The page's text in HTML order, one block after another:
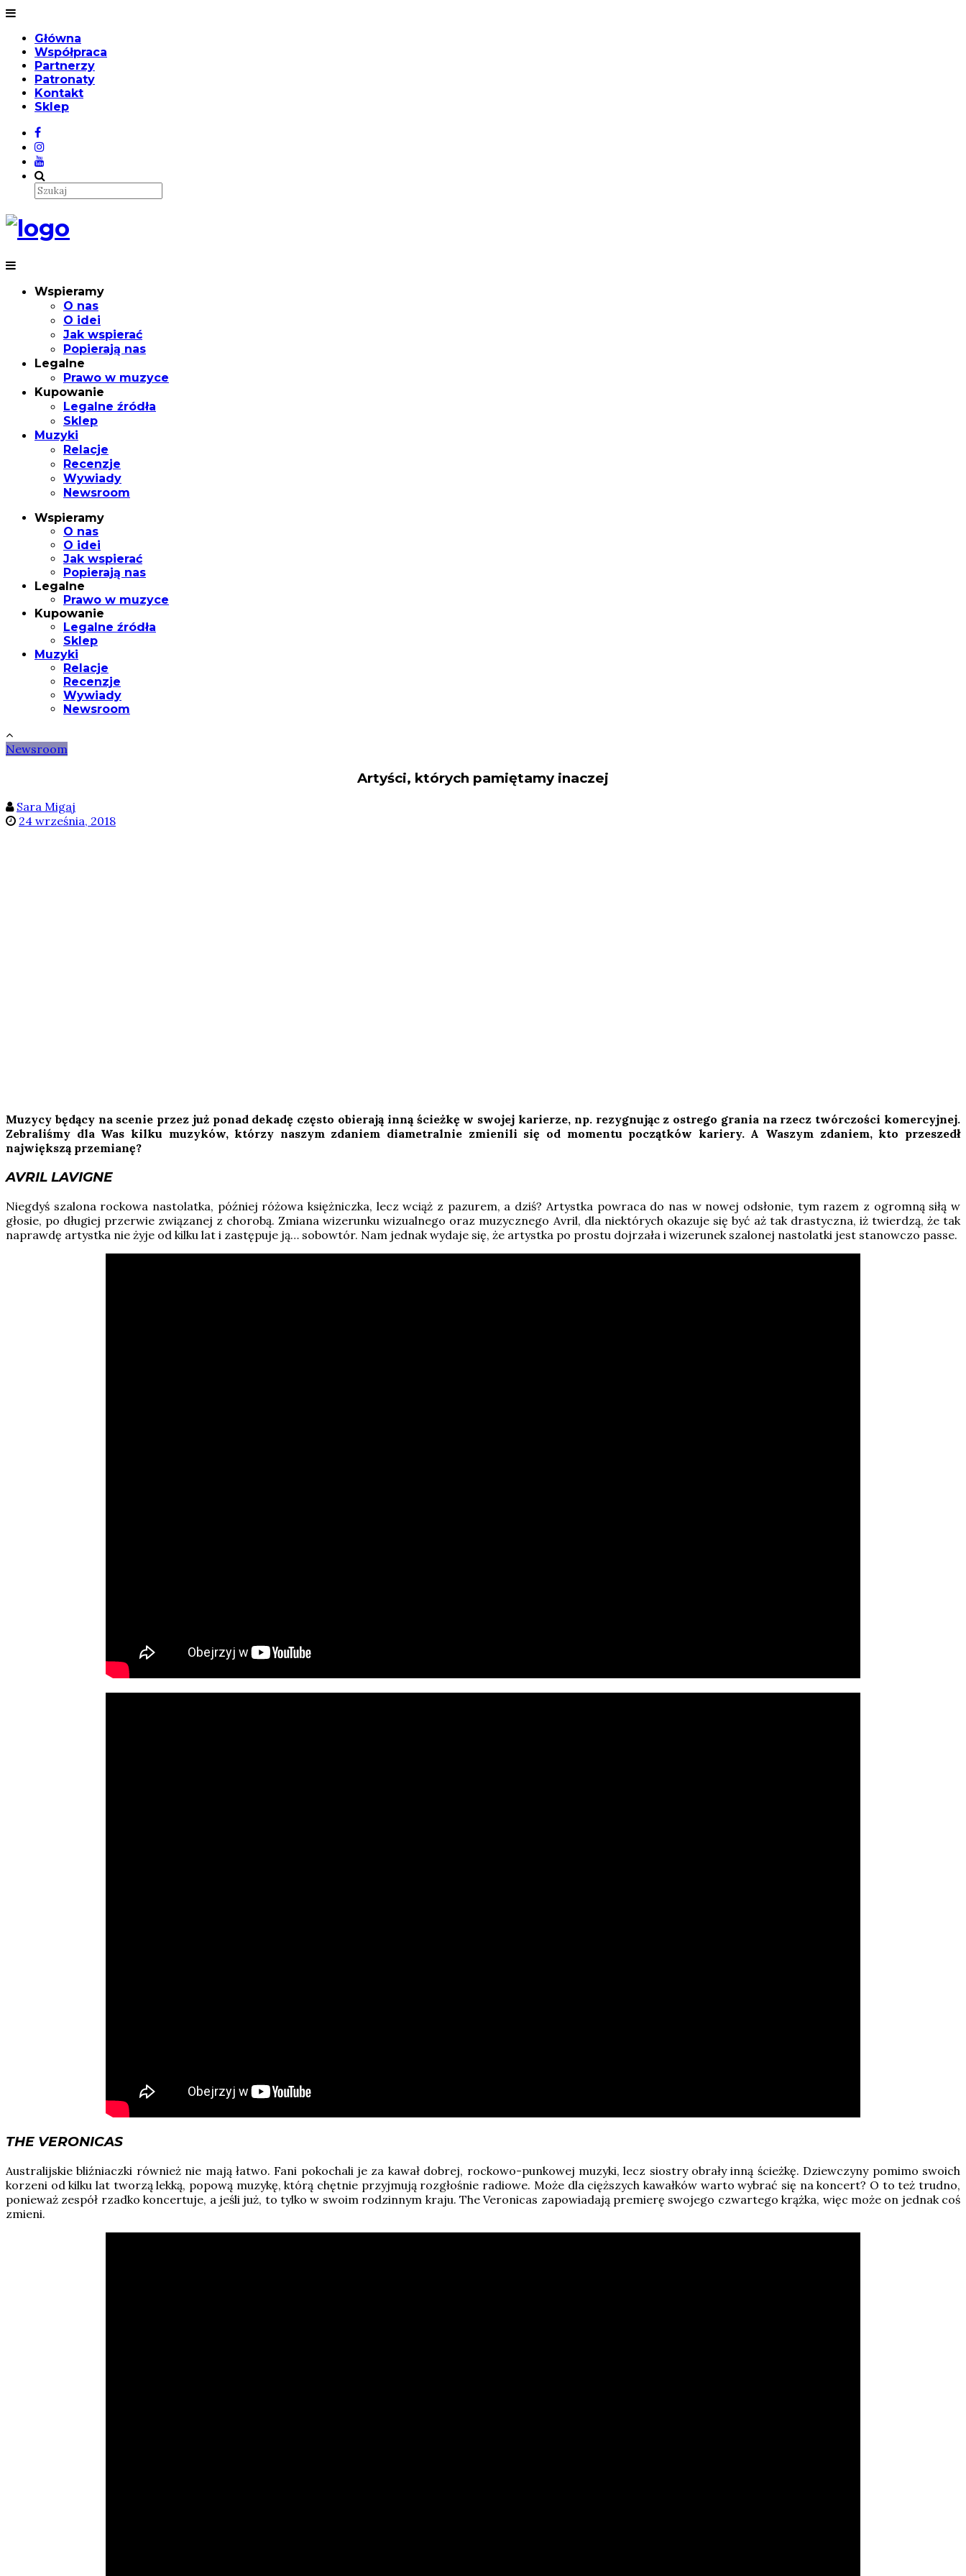
Główna
Współpraca
Partnerzy
Patronaty
Kontakt
Sklep
Wspieramy
O nas
O idei
Jak wspierać
Popierają nas
Legalne
Prawo w muzyce
Kupowanie
Legalne źródła
Sklep
Muzyki
Relacje
Recenzje
Wywiady
Newsroom
Wspieramy
O nas
O idei
Jak wspierać
Popierają nas
Legalne
Prawo w muzyce
Kupowanie
Legalne źródła
Sklep
Muzyki
Relacje
Recenzje
Wywiady
Newsroom
Newsroom
Artyści, których pamiętamy inaczej
Sara Migaj
24 września, 2018
Muzycy będący na scenie przez już ponad dekadę często obierają inną ścieżkę w swojej karierze, np. rezygnując z ostrego grania na rzecz twórczości komercyjnej.
Zebraliśmy dla Was kilku muzyków, którzy naszym zdaniem diametralnie zmienili się od momentu początków kariery. A Waszym zdaniem, kto przeszedł
największą przemianę?
AVRIL LAVIGNE
Niegdyś szalona rockowa nastolatka, później różowa księżniczka, lecz wciąż z pazurem, a dziś? Artystka powraca do nas w nowej odsłonie, tym razem z ogromną siłą w
głosie, po długiej przerwie związanej z chorobą. Zmiana wizerunku wizualnego oraz muzycznego Avril, dla niektórych okazuje się być aż tak drastyczna, iż twierdzą, że tak
naprawdę artystka nie żyje od kilku lat i zastępuje ją… sobowtór. Nam jednak wydaje się, że artystka po prostu dojrzała i wizerunek szalonej nastolatki jest stanowczo passe.
THE VERONICAS
Australijskie bliźniaczki również nie mają łatwo. Fani pokochali je za kawał dobrej, rockowo-punkowej muzyki, lecz siostry obrały inną ścieżkę. Dziewczyny pomimo swoich
korzeni od kilku lat tworzą lekką, popową muzykę, którą chętnie przyjmują rozgłośnie radiowe. Może dla cięższych kawałków warto wybrać się na koncert? O to też trudno,
ponieważ zespół rzadko koncertuje, a jeśli już, to tylko w swoim rodzinnym kraju. The Veronicas zapowiadają premierę swojego czwartego krążka, więc może on jednak coś
zmieni.